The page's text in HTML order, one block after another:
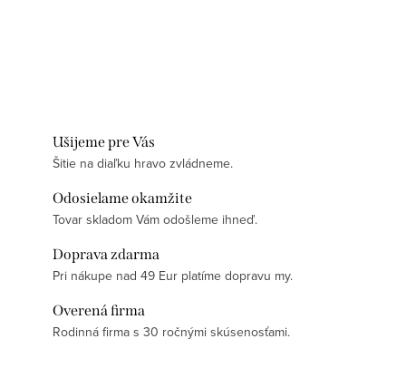
Ušijeme pre Vás
Šitie na diaľku hravo zvládneme.
Odosielame okamžite
Tovar skladom Vám odošleme ihneď.
Doprava zdarma
Pri nákupe nad 49 Eur platíme dopravu my.
Overená firma
Rodinná firma s 30 ročnými skúsenosťami.